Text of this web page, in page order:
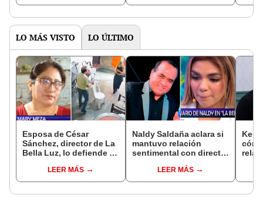
LO MÁS VISTO LO ÚLTIMO
Esposa de César
Sánchez, director de La
Bella Luz, lo defiende y
relación clandestina
con Naldy Saldaña:
LEER MÁS
Naldy Saldaña aclara si
mantuvo relación
sentimental con director
denunciarlo por
tocamientos: “Me
LEER MÁS